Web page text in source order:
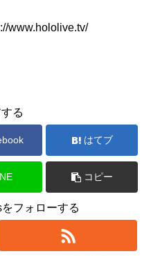
www.hololive.tv/
る
はてブ
コピー
フォローする